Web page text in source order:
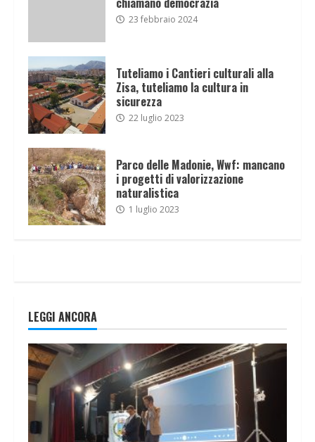
23 febbraio 2024
Tuteliamo i Cantieri culturali alla
Zisa, tuteliamo la cultura in
sicurezza
22 luglio 2023
Parco delle Madonie, Wwf: mancano
i progetti di valorizzazione
naturalistica
1 luglio 2023
LEGGI ANCORA